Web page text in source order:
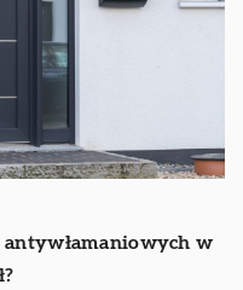
antywłamaniowych w